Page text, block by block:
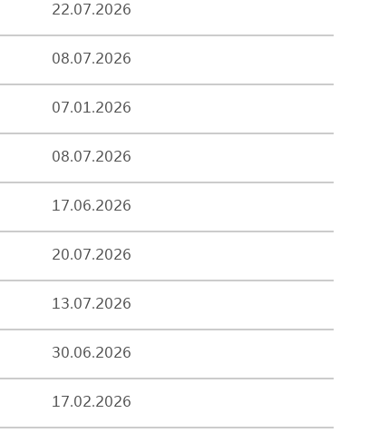
22.07.2026
08.07.2026
07.01.2026
08.07.2026
17.06.2026
20.07.2026
13.07.2026
30.06.2026
17.02.2026